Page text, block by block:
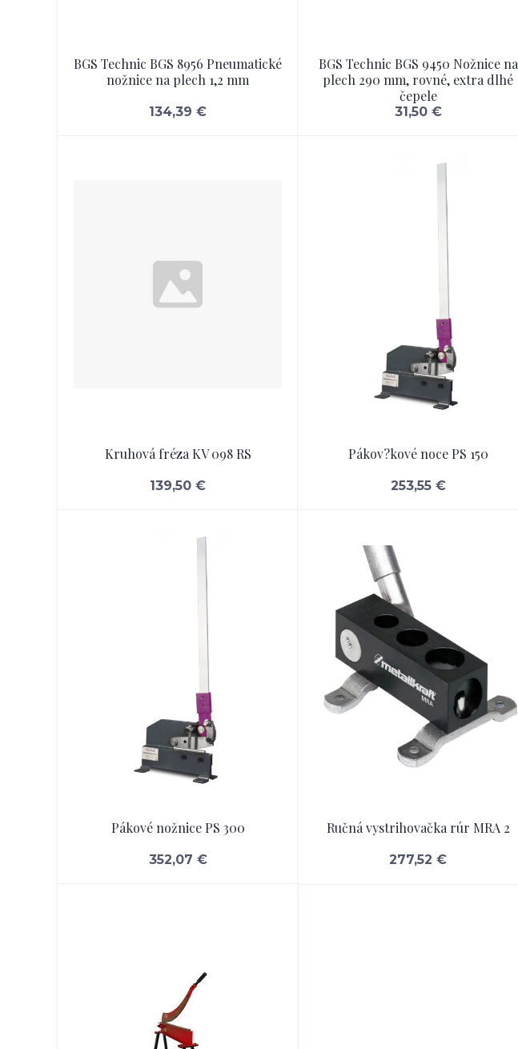
BGS Technic BGS 8956 Pneumatické
nožnice na plech 1,2 mm
134,39 €
BGS Technic BGS 9450 Nožnice na
plech 290 mm, rovné, extra dlhé
čepele
31,50 €
Kruhová fréza KV 098 RS
139,50 €
Pákov?kové noce PS 150
253,55 €
Pákové nožnice PS 300
352,07 €
Ručná vystrihovačka rúr MRA 2
277,52 €